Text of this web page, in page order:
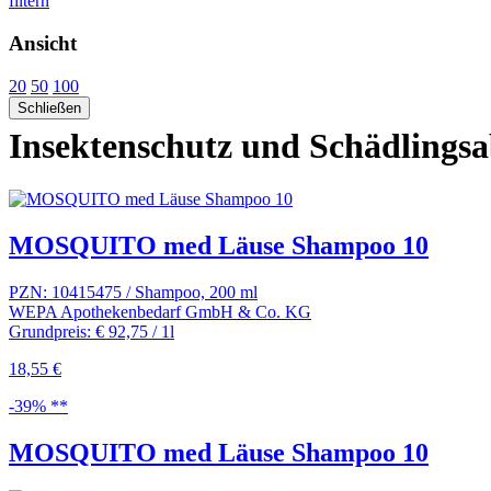
Ansicht
20 50 100
Schließen
Insektenschutz und
MOSQUITO med Läuse Shampoo 10
PZN: 10415475 / Shampoo, 200 ml
WEPA Apothekenbedarf GmbH & Co. KG
Grundpreis: € 92,75 / 1l
18,55 €
-39% **
MOSQUITO med Läuse Shampoo 10